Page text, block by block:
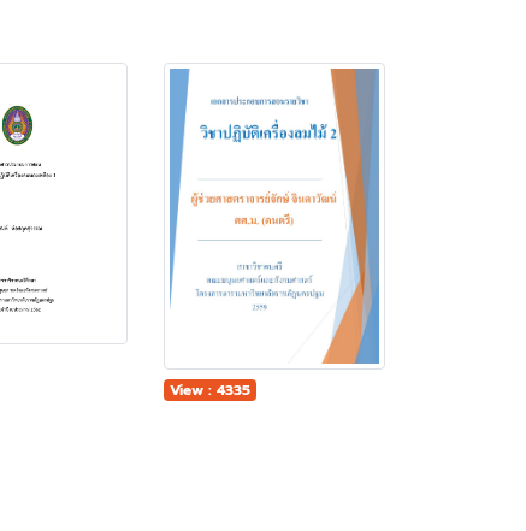
View : 4335